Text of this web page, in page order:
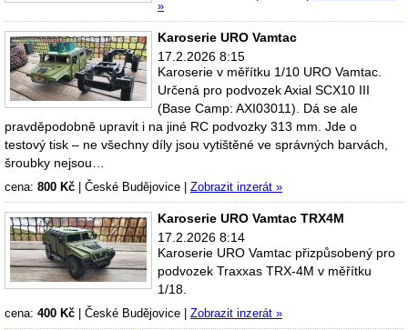
»
Karoserie URO Vamtac
17.2.2026 8:15
Karoserie v měřítku 1/10 URO Vamtac.
Určená pro podvozek Axial SCX10 III
(Base Camp: AXI03011). Dá se ale
pravděpodobně upravit i na jiné RC podvozky 313 mm. Jde o
testový tisk – ne všechny díly jsou vytištěné ve správných barvách,
šroubky nejsou…
cena: 800 Kč České Budějovice Zobrazit inzerát »
Karoserie URO Vamtac TRX4M
17.2.2026 8:14
Karoserie URO Vamtac přizpůsobený pro
podvozek Traxxas TRX-4M v měřítku
1/18.
cena: 400 Kč České Budějovice Zobrazit inzerát »